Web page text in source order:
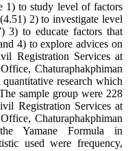
to study level of factors
2) to investigate level
3) to educate factors that
4) to explore advices on
Registration Services at
Chaturaphakphiman
research which
sample group were 228
Registration Services at
Chaturaphakphiman
Yamane Formula in
used were frequency,